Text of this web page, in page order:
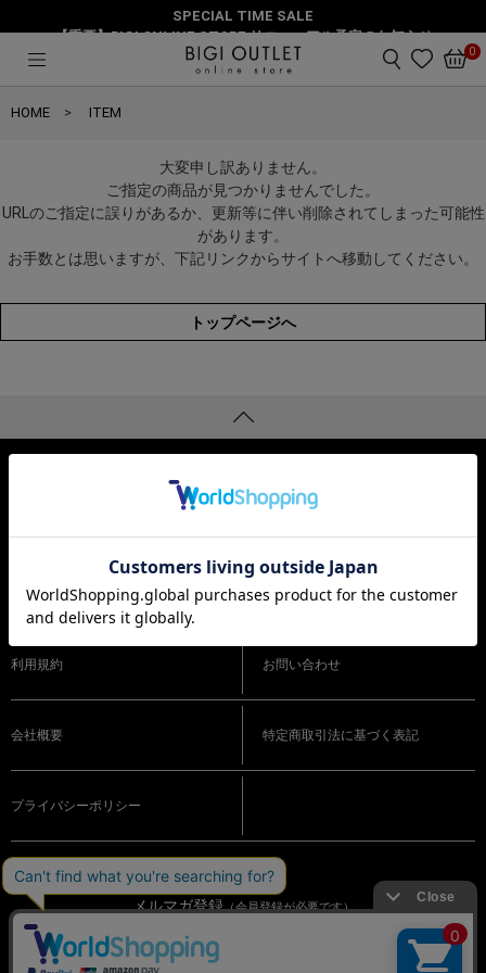
SPECIAL TIME SALE
【重要】BIGI ONLINE STORE リニューアル予定のお知らせ
0
HOME ITEM
大変申し訳ありません。
ご指定の商品が見つかりませんでした。
URLのご指定に誤りがあるか、更新等に伴い削除されてしまった可能性
があります。
お手数とは思いますが、下記リンクからサイトへ移動してください。
トップページへ
ショッピングガイド よくある質問
利用規約 お問い合わせ
会社概要 特定商取引法に基づく表記
プライバシーポリシー
メルマガ登録（会員登録が必要です）
OFFICIAL SNS